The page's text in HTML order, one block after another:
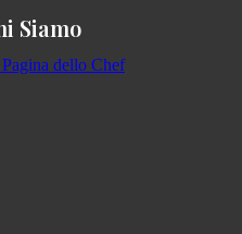
Siamo
dello Chef